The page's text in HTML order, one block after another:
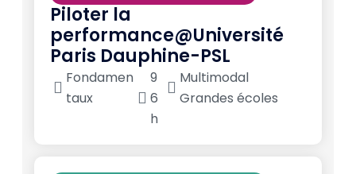
Piloter la
performance@Université
Paris Dauphine-PSL
Fondamen
taux
9
6
h
Multimodal
Grandes écoles